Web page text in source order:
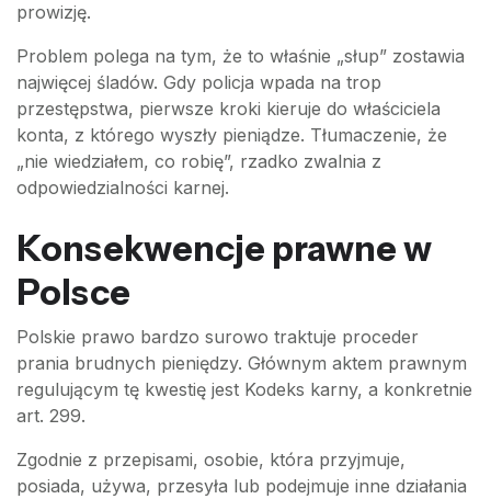
prowizję.
Problem polega na tym, że to właśnie „słup” zostawia
najwięcej śladów. Gdy policja wpada na trop
przestępstwa, pierwsze kroki kieruje do właściciela
konta, z którego wyszły pieniądze. Tłumaczenie, że
„nie wiedziałem, co robię”, rzadko zwalnia z
odpowiedzialności karnej.
Konsekwencje prawne w
Polsce
Polskie prawo bardzo surowo traktuje proceder
prania brudnych pieniędzy. Głównym aktem prawnym
regulującym tę kwestię jest Kodeks karny, a konkretnie
art. 299.
Zgodnie z przepisami, osobie, która przyjmuje,
posiada, używa, przesyła lub podejmuje inne działania